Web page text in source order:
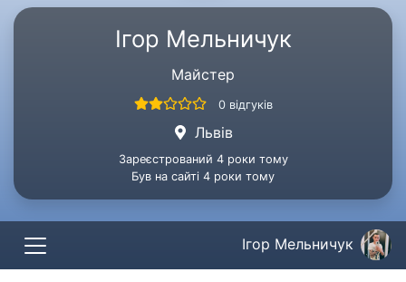
Ігор Мельничук
Майстер
0 відгуків
Львів
Зареєстрований 4 роки тому
Був на сайті 4 роки тому
Ігор Мельничук